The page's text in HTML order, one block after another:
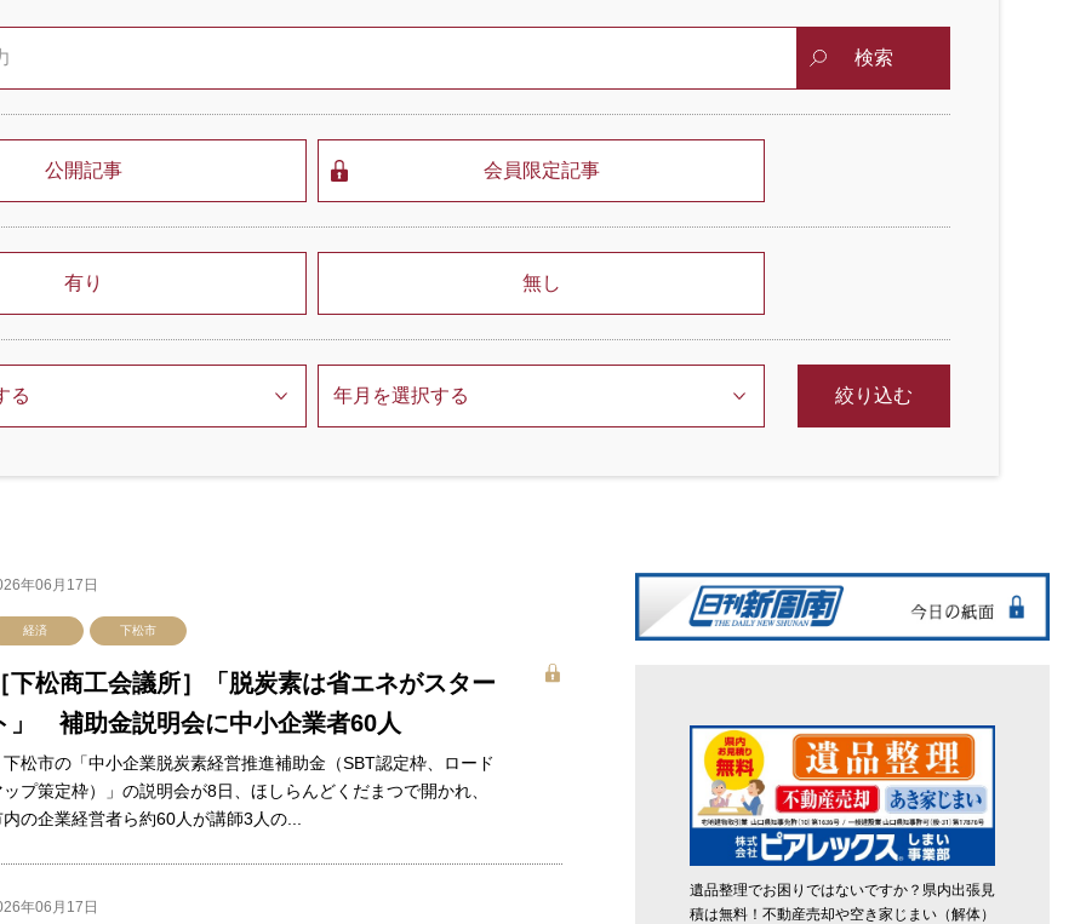
検索
公開記事 会員限定記事
有り 無し
絞り込む
年06月17日
経済 下松市
下松商工会議所］「脱炭素は省エネがスター
」 補助金説明会に中小企業者60人
松市の「中小企業脱炭素経営推進補助金（SBT認定枠、ロード
プ策定枠）」の説明会が8日、ほしらんどくだまつで開かれ、
の企業経営者ら約60人が講師3人の...
年06月17日
遺品整理でお困りではないですか？県内出張見
積は無料！不動産売却や空き家じまい（解体）